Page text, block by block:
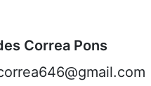
Correa Pons